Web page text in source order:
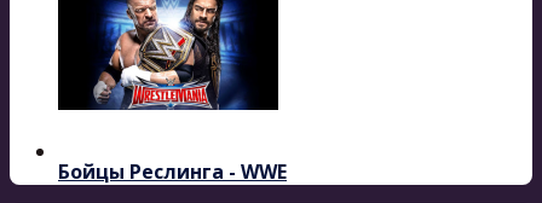
Бойцы Реслинга - WWE